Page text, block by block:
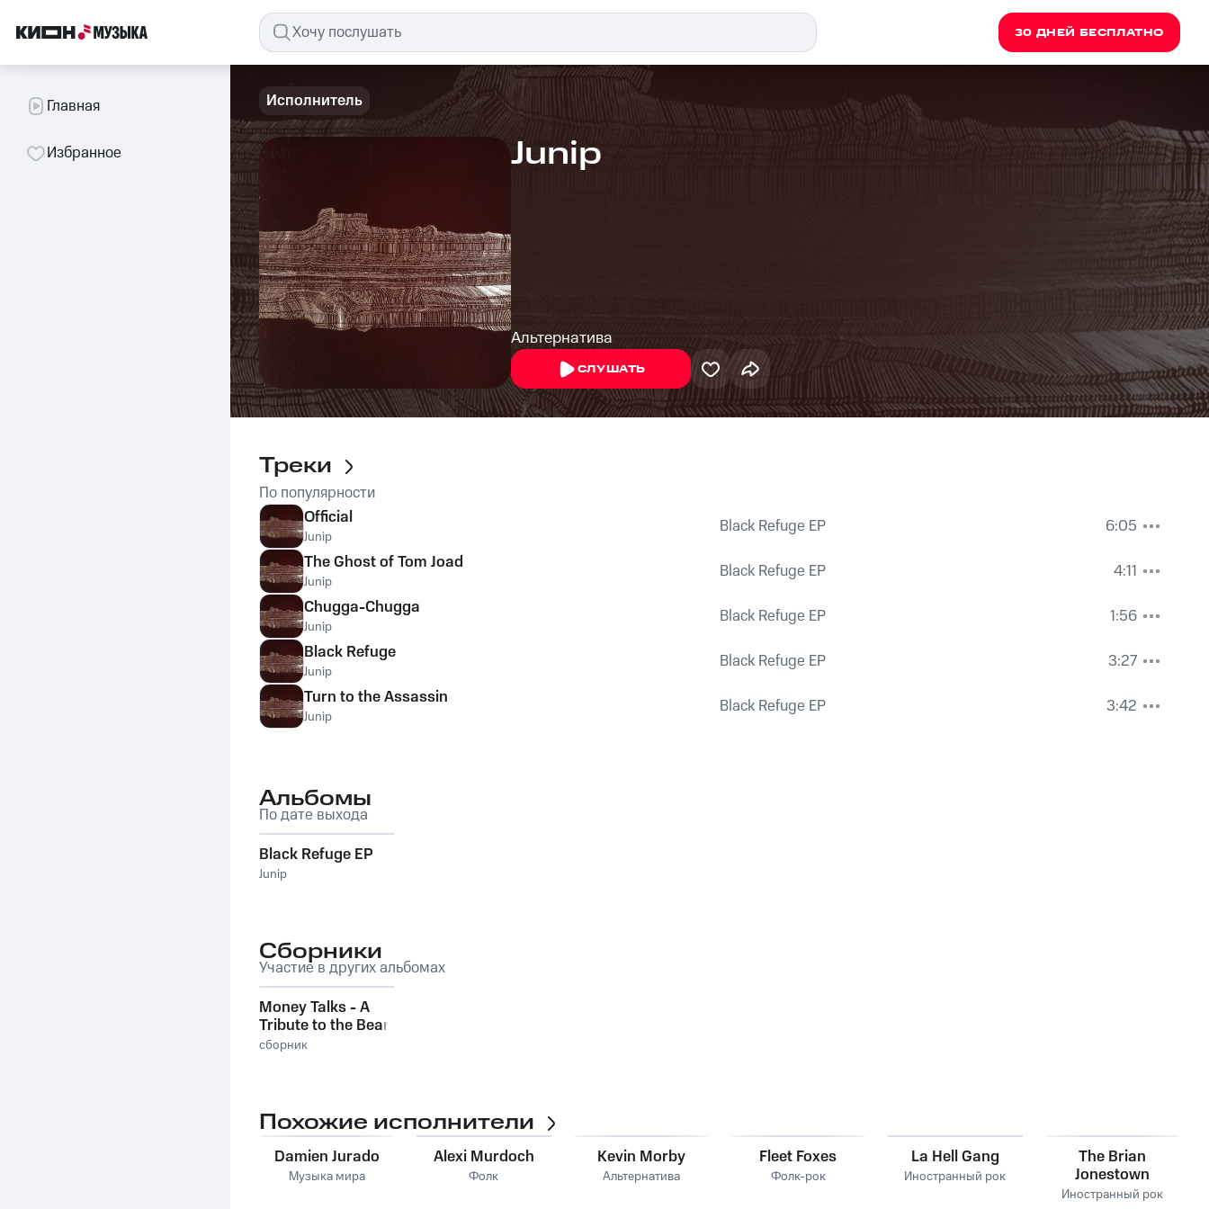
30 ДНЕЙ БЕСПЛАТНО
Главная
Избранное
Исполнитель
Junip
Альтернатива
СЛУШАТЬ
Треки
По популярности
Official
Junip Black Refuge EP
6:05
The Ghost of Tom Joad
Junip Black Refuge EP
4:11
Chugga-Chugga
Junip Black Refuge EP
1:56
Black Refuge
Junip Black Refuge EP
3:27
Turn to the Assassin
Junip Black Refuge EP 3:42
Альбомы
По дате выхода
Black Refuge EP
Junip
Сборники
Участие в других альбомах
Money Talks - A
Tribute to the Bear
Quartet
сборник
Похожие исполнители
Damien Jurado
Музыка мира
Alexi Murdoch
Фолк
Kevin Morby
Альтернатива
Fleet Foxes
Фолк-рок
La Hell Gang
Иностранный рок
The Brian
Jonestown
Massacre
Иностранный рок